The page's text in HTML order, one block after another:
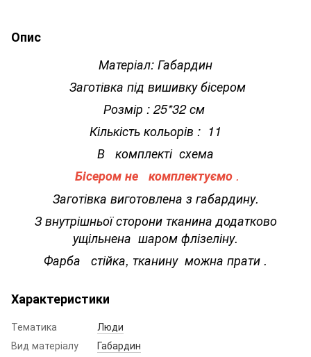
Опис
Матеріал: Габардин
Заготівка під вишивку бісером
Розмір : 25*32 см
Кількість кольорів : 11
В комплекті схема
Бісером не комплектуємо .
Заготівка виготовлена з габардину.
З внутрішньої сторони тканина додатково
ущільнена шаром флізеліну.
Фарба стійка, тканину можна прати .
Характеристики
Тематика
Люди
Вид матеріалу
Габардин